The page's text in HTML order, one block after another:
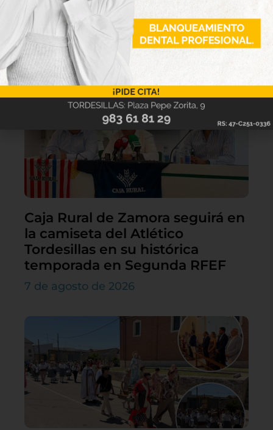
Lo último
Caja Rural de Zamora seguirá en
la camiseta del Atlético
Tordesillas en su histórica
temporada en Segunda RFEF
7 de agosto de 2026